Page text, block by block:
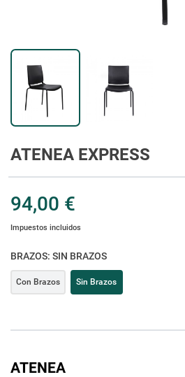
ATENEA EXPRESS
94,00 €
Impuestos incluidos
BRAZOS: SIN BRAZOS
Con Brazos Sin Brazos
ATENEA